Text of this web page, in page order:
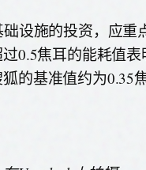
设施的投资，应重
0.5焦耳的能耗值
的基准值约为0.35